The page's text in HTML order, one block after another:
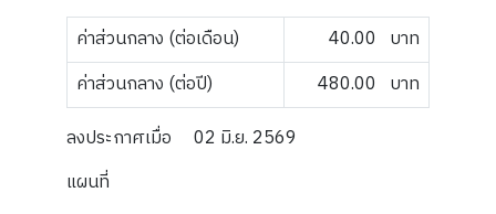
ค่าส่วนกลาง (ต่อเดือน)
40.00 บาท
ค่าส่วนกลาง (ต่อปี)
480.00 บาท
ลงประกาศเมื่อ
02 มิ.ย. 2569
แผนที่